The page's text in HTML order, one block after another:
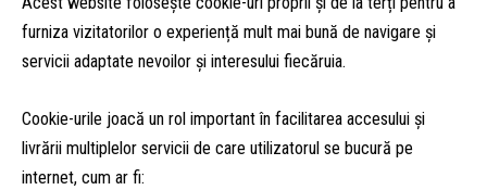
furniza vizitatorilor o experiență mult mai bună de navigare și
servicii adaptate nevoilor și interesului fiecăruia.
Cookie-urile joacă un rol important în facilitarea accesului și
livrării multiplelor servicii de care utilizatorul se bucură pe
internet, cum ar fi: